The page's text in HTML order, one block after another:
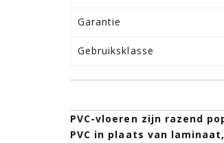
Garantie
Gebruiksklasse
PVC-vloeren zijn razend
PVC in plaats van